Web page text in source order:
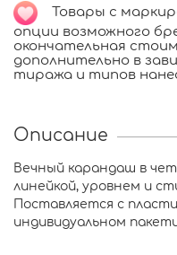
Товары с
опции возможного
окончательная
дополнительно в
тиража и типов
Описание
Вечный карандаш в
линейкой, уровнем и
Поставляется с
индивидуальном